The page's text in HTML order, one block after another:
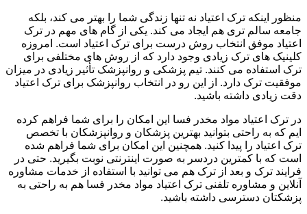
منظور اینکه ترک اعتیاد نه تنها زندگی شما را بهتر می کند، بلکه
جامعه سالم تری هم ایجاد می کند. یکی از گام های مهم در ترک
اعتیاد موفق انتخاب روش درست برای ترک اعتیاد است. امروزه
کلینیک های ترک زیادی وجود دارد که از روش های مختلفی برای
ترک استفاده می کنند. تیم پزشکی و روانپزشک تأثیر زیادی در میزان
موفقیت ترک دارد. از این رو در انتخاب روانپزشک برای ترک اعتیاد
دقت زیادی داشته باشید.
در ترک اعتیاد مواد مخدر فسا این امکان را برای شما فراهم کرده
ایم که به راحتی بتوانید بهترین پزشکان و روانپزشکان با تخصص
ترک اعتیاد را پیدا کنید. همچنین این امکان برای شما فراهم شده
است که با کمترین دردسر به صورت اینترنتی نوبت بگیرید. حتی در
فرایند ترک و بعد از ترک هم می توانید با استفاده از خدمات مشاوره
آنلاین و مشاوره تلفنی ترک اعتیاد مواد مخدر فسا هم به راحتی به
پزشکتان دسترسی داشته باشید.